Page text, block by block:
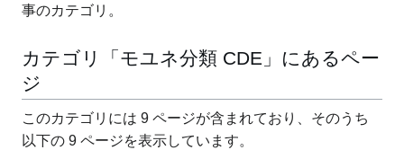
事のカテゴリ。
カテゴリ「モユネ分類 CDE」にあるペー
ジ
このカテゴリには 9 ページが含まれており、そのうち
以下の 9 ページを表示しています。